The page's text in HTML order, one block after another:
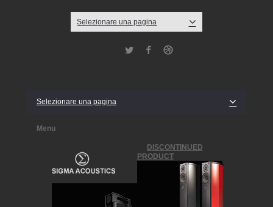
Selezionare una pagina
Twitter Facebook
Selezionare una pagina
Menu
DISCONTINUED
PRODUCT